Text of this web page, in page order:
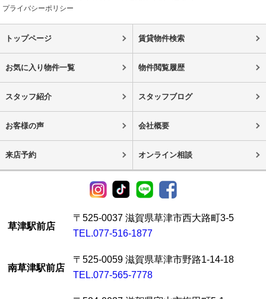
プライバシーポリシー
トップページ 賃貸物件検索
お気に入り物件一覧 物件閲覧履歴
スタッフ紹介 スタッフブログ
お客様の声 会社概要
来店予約 オンライン相談
草津駅前店
〒525-0037 滋賀県草津市西大路町3-5
TEL.077-516-1877
南草津駅前店
〒525-0059 滋賀県草津市野路1-14-18
TEL.077-565-7778